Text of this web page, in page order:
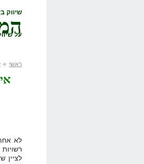
שיווק
על
ראשי »
לא
לציין